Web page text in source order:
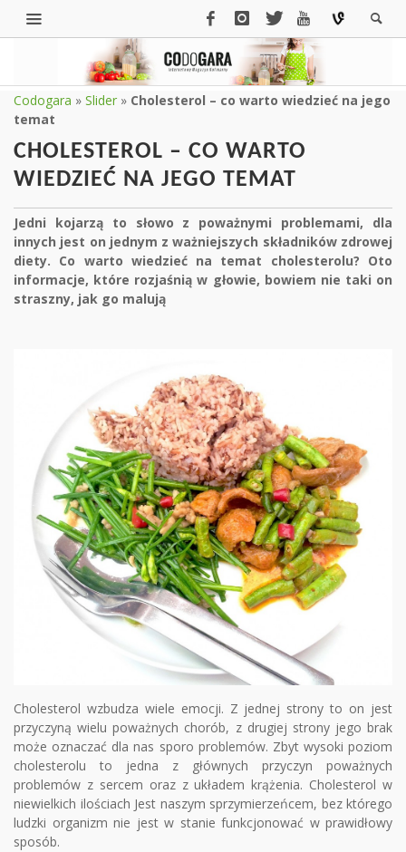
Codogara » Slider » Cholesterol – co warto wiedzieć na jego
temat
CHOLESTEROL – CO WARTO
WIEDZIEĆ NA JEGO TEMAT
Jedni kojarzą to słowo z poważnymi problemami, dla
innych jest on jednym z ważniejszych składników zdrowej
diety. Co warto wiedzieć na temat cholesterolu? Oto
informacje, które rozjaśnią w głowie, bowiem nie taki on
straszny, jak go malują
Cholesterol wzbudza wiele emocji. Z jednej strony to on jest
przyczyną wielu poważnych chorób, z drugiej strony jego brak
może oznaczać dla nas sporo problemów. Zbyt wysoki poziom
cholesterolu to jedna z głównych przyczyn poważnych
problemów z sercem oraz z układem krążenia. Cholesterol w
niewielkich ilościach Jest naszym sprzymierzeńcem, bez którego
ludzki organizm nie jest w stanie funkcjonować w prawidłowy
sposób.